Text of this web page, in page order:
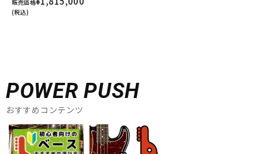
販売価格
(税込)
POWER PUSH
おすすめコンテンツ